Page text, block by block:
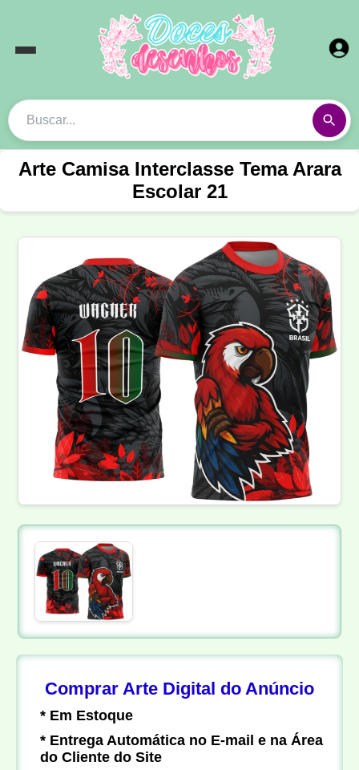
Arte Camisa Interclasse Tema Arara
Escolar 21
Comprar Arte Digital do Anúncio
* Em Estoque
* Entrega Automática no E-mail e na Área
do Cliente do Site